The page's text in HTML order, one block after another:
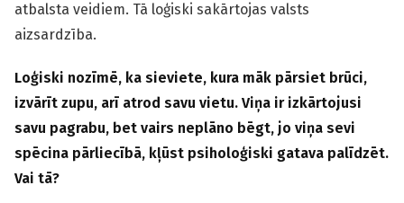
atbalsta veidiem. Tā loģiski sakārtojas valsts
aizsardzība.
Loģiski nozīmē, ka sieviete, kura māk pārsiet brūci,
izvārīt zupu, arī atrod savu vietu. Viņa ir izkārtojusi
savu pagrabu, bet vairs neplāno bēgt, jo viņa sevi
spēcina pārliecībā, kļūst psiholoģiski gatava palīdzēt.
Vai tā?